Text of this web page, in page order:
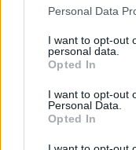
Please note that this
not limited to your
grant or deny
use your data for
consent section.
Personal Data
I want to opt-out
personal data.
Opted In
I want to opt-out
Personal Data.
Opted In
létezik
nagy sajtóturné
megjelenése